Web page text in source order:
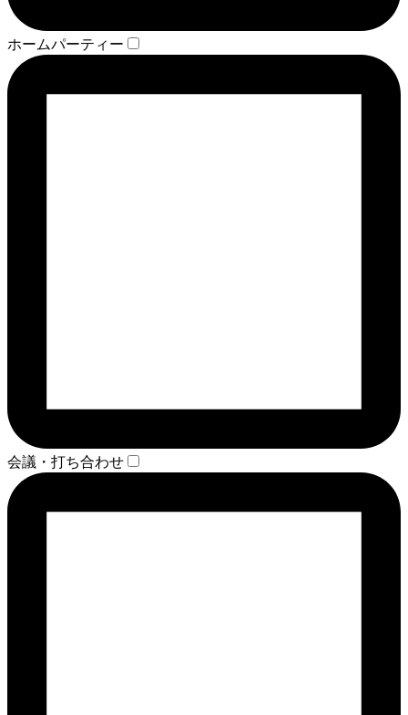
ホームパーティー
会議・打ち合わせ